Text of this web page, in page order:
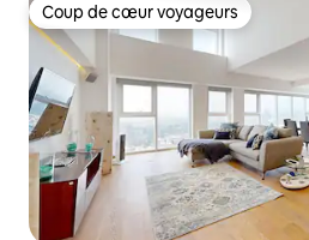
Coup de cœur voyageurs
Coup de cœur voyageurs